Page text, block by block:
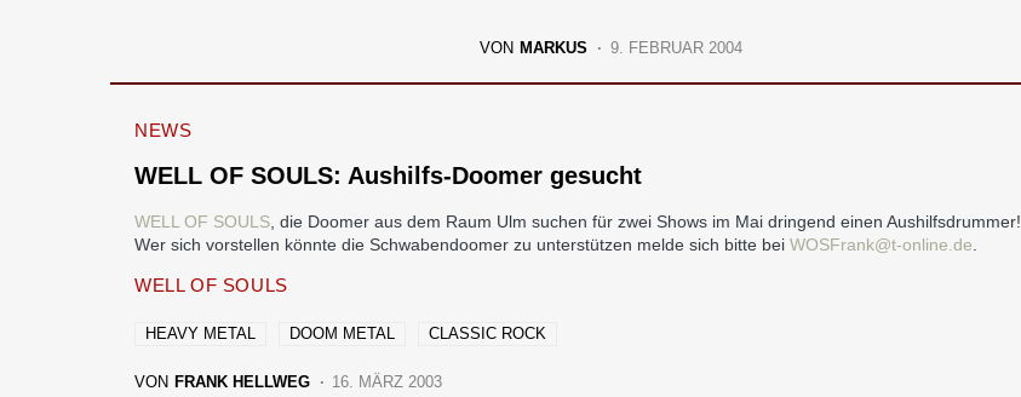
VON MARKUS 9. FEBRUAR 2004
NEWS
WELL OF SOULS: Aushilfs-Doomer gesucht
WELL OF SOULS , die Doomer aus dem Raum Ulm suchen für zwei Shows im Mai dringend einen Aushilfsdrummer!
Wer sich vorstellen könnte die Schwabendoomer zu unterstützen melde sich bitte bei WOSFrank@t-online.de
WELL OF SOULS
HEAVY METAL DOOM METAL CLASSIC ROCK
VON FRANK HELLWEG 16. MÄRZ 2003